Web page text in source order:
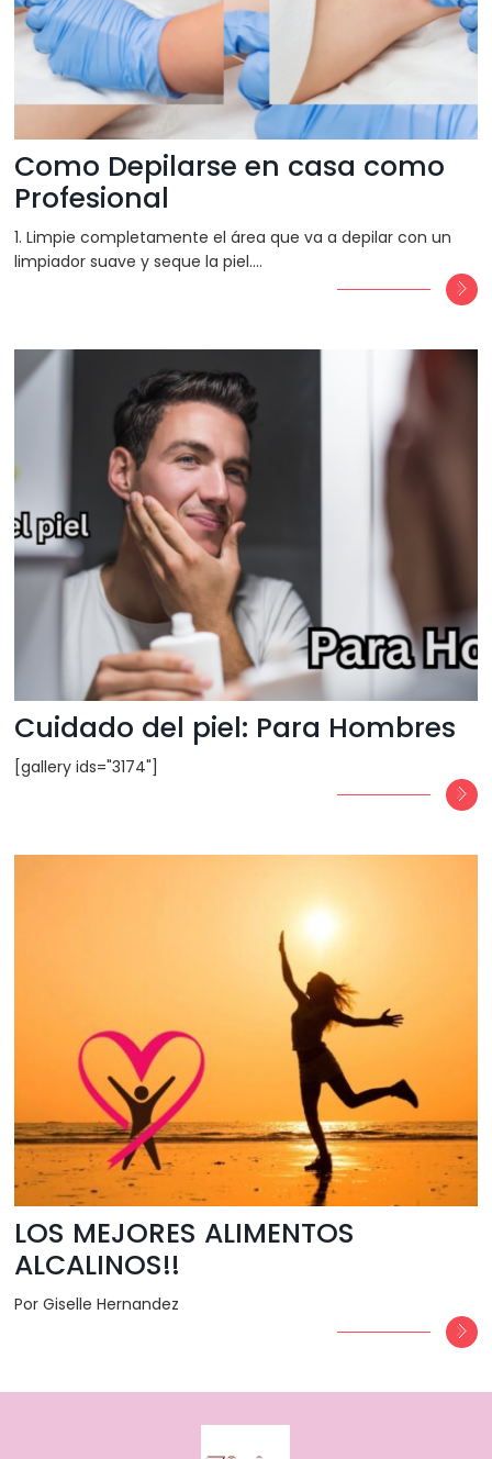
Como Depilarse en casa como
Profesional
1. Limpie completamente el área que va a depilar con un
limpiador suave y seque la piel.…
Cuidado del piel: Para Hombres
[gallery ids="3174"]
LOS MEJORES ALIMENTOS
ALCALINOS!!
Por Giselle Hernandez